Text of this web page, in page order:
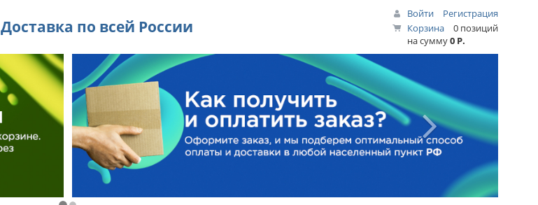
Войти
Регистрация
Корзина
0 позиций
на сумму0 Р.
Доставка по всей России